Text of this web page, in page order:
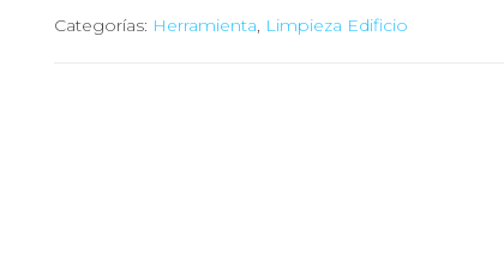
Categorías: Herramienta, Limpieza Edificio